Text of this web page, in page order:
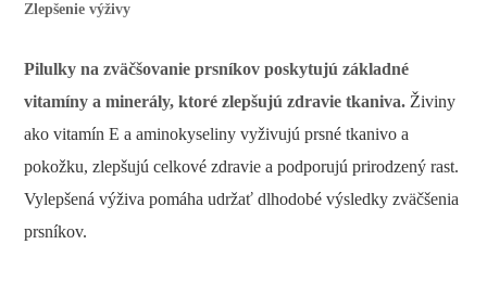
Zlepšenie výživy
Pilulky na zväčšovanie prsníkov poskytujú základné
vitamíny a minerály, ktoré zlepšujú zdravie tkaniva. Živiny
ako vitamín E a aminokyseliny vyživujú prsné tkanivo a
pokožku, zlepšujú celkové zdravie a podporujú prirodzený rast.
Vylepšená výživa pomáha udržať dlhodobé výsledky zväčšenia
prsníkov.